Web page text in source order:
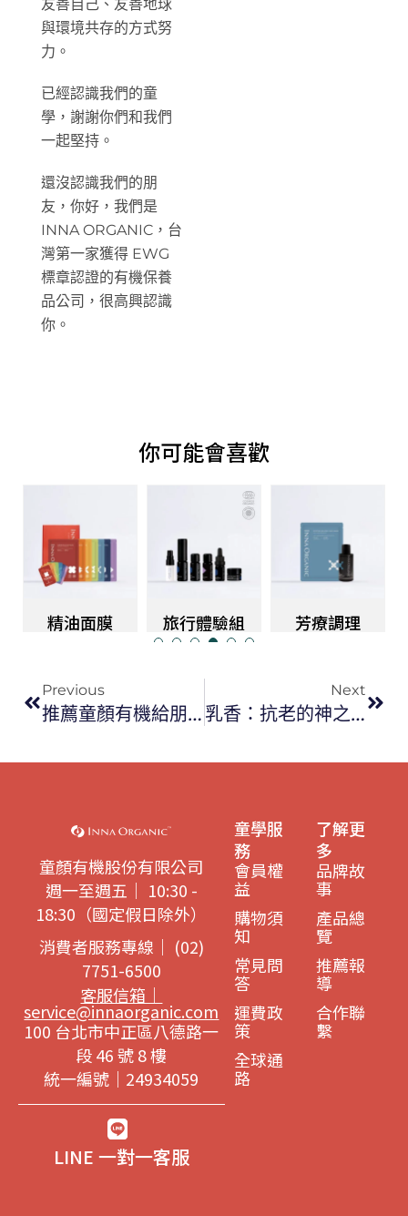
友善自己、友善地球
與環境共存的方式努
力。
已經認識我們的童
學，謝謝你們和我們
一起堅持。
還沒認識我們的朋
友，你好，我們是
INNA ORGANIC，台
灣第一家獲得 EWG
標章認證的有機保養
品公司，很高興認識
你。
你可能會喜歡
精油面膜 旅行體驗組 芳療調理
Previous
推薦童顏有機給朋友，你跟他都享優惠！
Next
乳香：抗老的神之淚
童學服
務
會員權
益
購物須
知
常見問
答
運費政
策
全球通
路
了解更
多
品牌故
事
產品總
覽
推薦報
導
合作聯
繫
童顏有機股份有限公司
週一至週五｜ 10:30 -
18:30（國定假日除外）
消費者服務專線｜ (02)
7751-6500
客服信箱｜
service@innaorganic.com
100 台北市中正區八德路一
段 46 號 8 樓
統一編號｜24934059
LINE 一對一客服